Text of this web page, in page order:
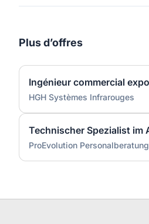
Plus d’offres
HGH Systèmes Infrarouges
ProEvolution Personalberatung